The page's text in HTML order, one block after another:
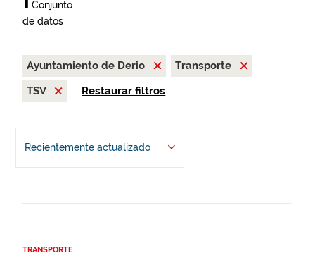
Conjunto
de datos
Ayuntamiento de Derio
Transporte
TSV
Restaurar filtros
Recientemente actualizado
TRANSPORTE